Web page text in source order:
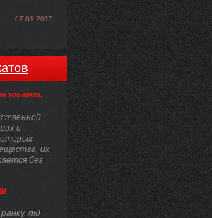
07.01.2015
товаров,
и
их
без
під